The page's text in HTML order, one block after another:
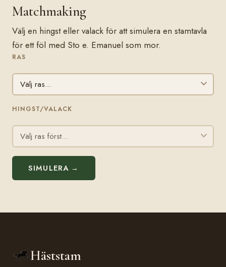
Matchmaking
Välj en hingst eller valack för att simulera en stamtavla
för ett föl med Sto e. Emanuel som mor.
RAS
HINGST/VALACK
SIMULERA →
Häststam